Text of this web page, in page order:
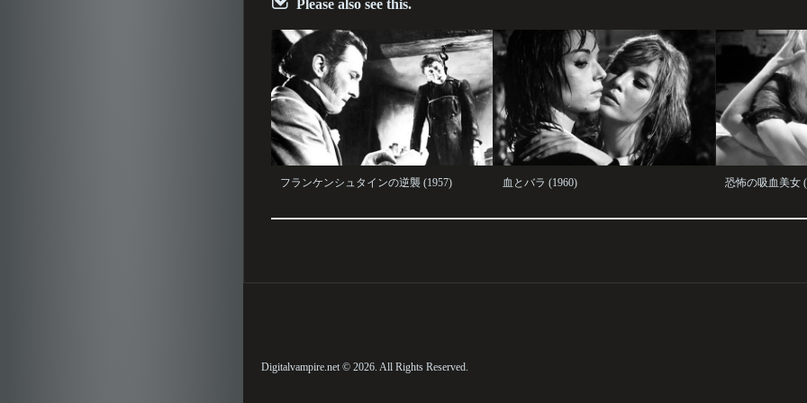
Please also see this.
フランケンシュタインの逆襲 (1957) 血とバラ (1960) 恐怖の吸血美女
Digitalvampire.net © 2026. All Rights Reserved.